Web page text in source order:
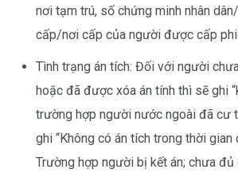
nơi tạm trú, số chứng minh nhân
cấp/nơi cấp của người được cấp
Tình trạng án tích: Đối với người
hoặc đã được xóa án tính thì sẽ ghi
trường hợp người nước ngoài đã cư
ghi “Không có án tích trong thời gian
Trường hợp người bị kết án; chưa